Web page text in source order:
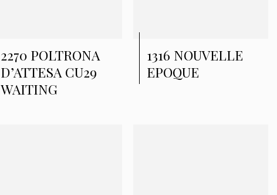
2270 POLTRONA
D’ATTESA CU29
WAITING
1316 NOUVELLE
EPOQUE